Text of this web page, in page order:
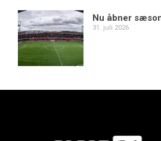
Nu åbner
31. juli 2026